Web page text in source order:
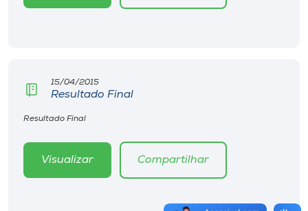
15/04/2015
Resultado Final
Resultado Final
Visualizar Compartilhar